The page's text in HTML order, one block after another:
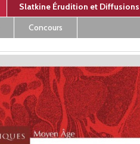
Slatkine Érudition et Diffusions
Concours